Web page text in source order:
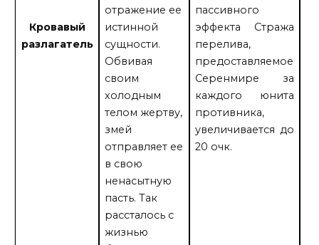
Кровавый
разлагатель
отражение ее
истинной
сущности.
Обвивая
своим
холодным
телом жертву,
змей
отправляет ее
в свою
ненасытную
пасть. Так
рассталось с
жизнью
пассивного
эффекта Стража
перелива,
предоставляемое
Серенмире за
каждого юнита
противника,
увеличивается до
20 очк.